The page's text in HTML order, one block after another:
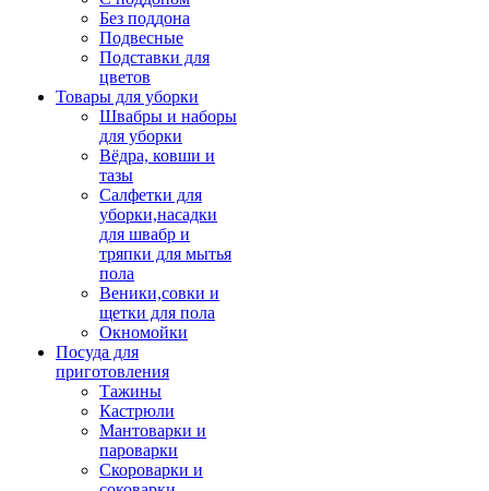
Без поддона
Подвесные
Подставки для
цветов
Товары для уборки
Швабры и наборы
для уборки
Вёдра, ковши и
тазы
Салфетки для
уборки,насадки
для швабр и
тряпки для мытья
пола
Веники,совки и
щетки для пола
Окномойки
Посуда для
приготовления
Тажины
Кастрюли
Мантоварки и
пароварки
Скороварки и